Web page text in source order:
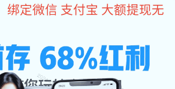
万达、恒大、京东、中国中铁等500强企业品牌
合作商